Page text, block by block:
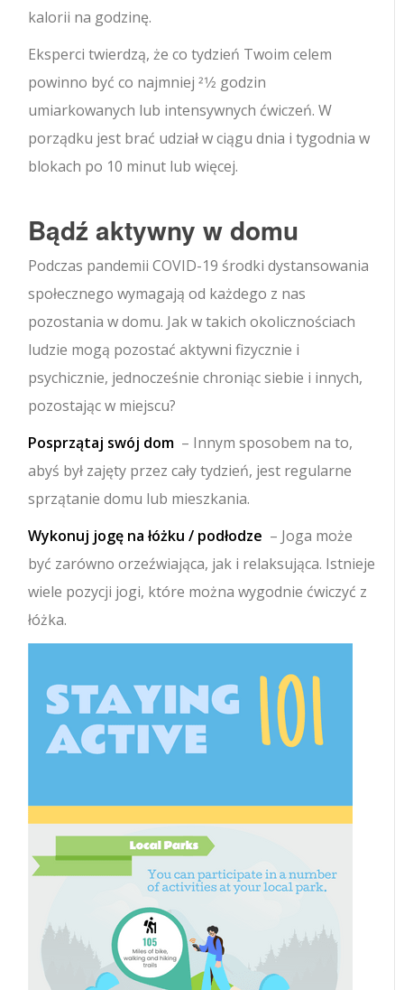
kalorii na godzinę.
Eksperci twierdzą, że co tydzień Twoim celem
powinno być co najmniej 21⁄2 godzin
umiarkowanych lub intensywnych ćwiczeń. W
porządku jest brać udział w ciągu dnia i tygodnia w
blokach po 10 minut lub więcej.
Bądź aktywny w domu
Podczas pandemii COVID-19 środki dystansowania
społecznego wymagają od każdego z nas
pozostania w domu. Jak w takich okolicznościach
ludzie mogą pozostać aktywni fizycznie i
psychicznie, jednocześnie chroniąc siebie i innych,
pozostając w miejscu?
Posprzątaj swój dom – Innym sposobem na to,
abyś był zajęty przez cały tydzień, jest regularne
sprzątanie domu lub mieszkania.
Wykonuj jogę na łóżku / podłodze – Joga może
być zarówno orzeźwiająca, jak i relaksująca. Istnieje
wiele pozycji jogi, które można wygodnie ćwiczyć z
łóżka.